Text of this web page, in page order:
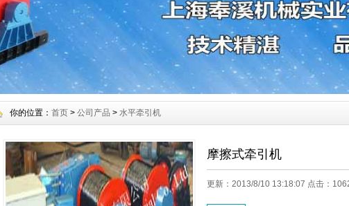
你的位置： 首页 > 公司产品 > 水平牵引机
摩擦式牵引机
更新：2013/8/10 13:18:07 点击：